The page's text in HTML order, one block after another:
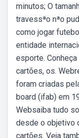
minutos; O
travessªo nªo
como jogar
entidade
esporte.
cartões, os.
foram criadas
board (ifab) em
Websaiba tudo
desde o objetivo
cartões. Veja